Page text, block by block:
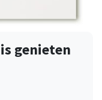
genieten